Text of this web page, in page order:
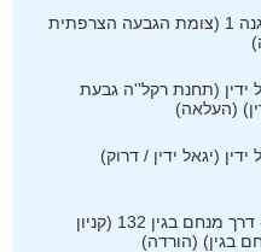
ירושלים - ההגנה 1 (צומת הגבעה הצרפתית
ידין (תחנת רקל''ה גבעת
(העלאה)
ידין (יגאל ידין / דרוק)
תל אביב יפו - דרך מנחם בגין 132 (קניון
בגין) (הורדה)